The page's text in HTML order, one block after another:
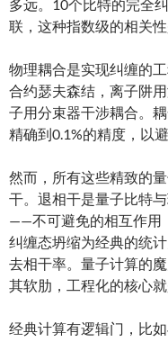
多远。10个比特的完全
联，这种指数级的相关
物理耦合是实现纠缠的
合约瑟夫森结，离子阱
子用分束器干涉耦合。
精确到0.1%的精度，以
然而，所有这些精致的
干。退相干是量子比特
——不可避免的相互作用
纠缠态坍缩为经典的统
去相干率。量子计算的
其软肋，工程化的核心就
经典计算有逻辑门，比